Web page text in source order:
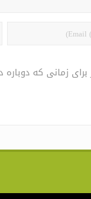
برای زمانی که